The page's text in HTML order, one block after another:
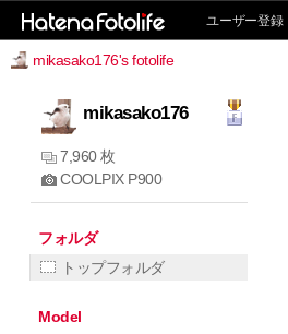
ユーザー登録
mikasako176's fotolife
mikasako176
7,960 枚
COOLPIX P900
フォルダ
トップフォルダ
Model